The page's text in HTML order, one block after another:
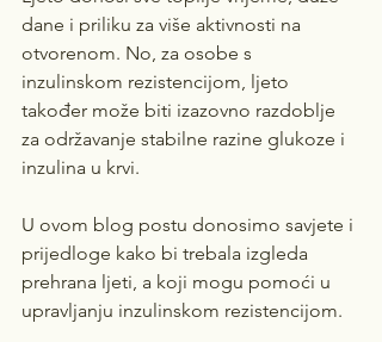
dane i priliku za više aktivnosti na
otvorenom. No, za osobe s
inzulinskom rezistencijom, ljeto
također može biti izazovno razdoblje
za održavanje stabilne razine glukoze i
inzulina u krvi.
U ovom blog postu donosimo savjete i
prijedloge kako bi trebala izgleda
prehrana ljeti, a koji mogu pomoći u
upravljanju inzulinskom rezistencijom.